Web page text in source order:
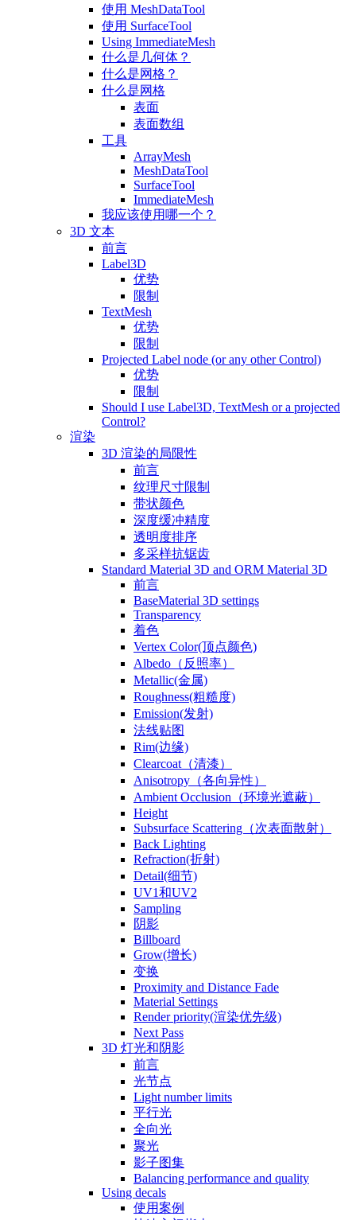
使用 MeshDataTool
使用 SurfaceTool
Using ImmediateMesh
什么是几何体？
什么是网格？
什么是网格
表面
表面数组
工具
ArrayMesh
MeshDataTool
SurfaceTool
ImmediateMesh
我应该使用哪一个？
3D 文本
前言
Label3D
优势
限制
TextMesh
优势
限制
Projected Label node (or any other Control)
优势
限制
Should I use Label3D, TextMesh or a projected
Control?
渲染
3D 渲染的局限性
前言
纹理尺寸限制
带状颜色
深度缓冲精度
透明度排序
多采样抗锯齿
Standard Material 3D and ORM Material 3D
前言
BaseMaterial 3D settings
Transparency
着色
Vertex Color(顶点颜色)
Albedo（反照率）
Metallic(金属)
Roughness(粗糙度)
Emission(发射)
法线贴图
Rim(边缘)
Clearcoat（清漆）
Anisotropy（各向异性）
Ambient Occlusion（环境光遮蔽）
Height
Subsurface Scattering（次表面散射）
Back Lighting
Refraction(折射)
Detail(细节)
UV1和UV2
Sampling
阴影
Billboard
Grow(增长)
变换
Proximity and Distance Fade
Material Settings
Render priority(渲染优先级)
Next Pass
3D 灯光和阴影
前言
光节点
Light number limits
平行光
全向光
聚光
影子图集
Balancing performance and quality
Using decals
使用案例